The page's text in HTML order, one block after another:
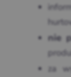
nie
za